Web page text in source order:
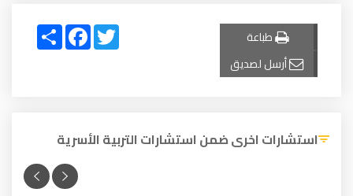
طباعة
أرسل لصديق
Share
FacebookTwitter
استشارات اخرى ضمن استشارات التربية الأسرية